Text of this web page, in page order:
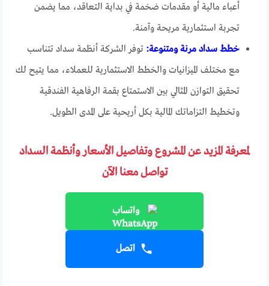
أعباء مالية أو مقدمات ضخمة في بداية التعاقد، مما يضمن
تجربة استثمارية مريحة وآمنة.
خطط سداد مرنة ومتنوعة: توفر الشركة أنظمة سداد تتناسب
مع مختلف الميزانيات والخطط الاستثمارية للعملاء، مما يتيح لك
تحقيق التوازن المثالي بين الاستمتاع بقمة الرفاهية الفندقية
وتخطيط التزاماتك المالية بكل أريحية على المدى الطويل.
لمعرفة المزيد عن المشروع وتفاصيل الأسعار وأنظمة السداد
تواصل معنا الآن
واتساب
اتصل